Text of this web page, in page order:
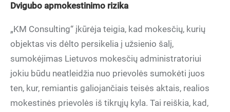
Dvigubo apmokestinimo rizika
„KM Consulting“ įkūrėja teigia, kad mokesčių, kurių
objektas vis dėlto persikelia į užsienio šalį,
sumokėjimas Lietuvos mokesčių administratoriui
jokiu būdu neatleidžia nuo prievolės sumokėti juos
ten, kur, remiantis galiojančiais teisės aktais, realios
mokestinės prievolės iš tikrųjų kyla. Tai reiškia, kad,